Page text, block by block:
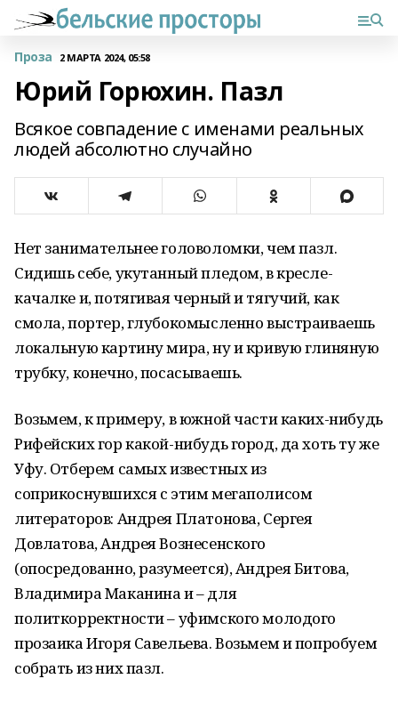
Проза 2 МАРТА 2024, 05:58
Юрий Горюхин. Пазл
Всякое совпадение с именами реальных
людей абсолютно случайно
Нет занимательнее головоломки, чем пазл.
Сидишь себе, укутанный пледом, в кресле-
качалке и, потягивая черный и тягучий, как
смола, портер, глубокомысленно выстраиваешь
локальную картину мира, ну и кривую глиняную
трубку, конечно, посасываешь.
Возьмем, к примеру, в южной части каких-нибудь
Рифейских гор какой-нибудь город, да хоть ту же
Уфу. Отберем самых известных из
соприкоснувшихся с этим мегаполисом
литераторов: Андрея Платонова, Сергея
Довлатова, Андрея Вознесенского
(опосредованно, разумеется), Андрея Битова,
Владимира Маканина и – для
политкорректности – уфимского молодого
прозаика Игоря Савельева. Возьмем и попробуем
собрать из них пазл.